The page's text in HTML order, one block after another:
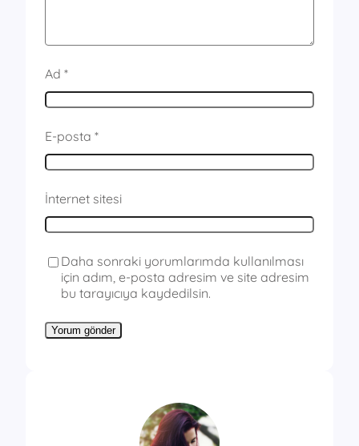
Ad *
E-posta *
İnternet sitesi
Daha sonraki yorumlarımda kullanılması
için adım, e-posta adresim ve site adresim
bu tarayıcıya kaydedilsin.